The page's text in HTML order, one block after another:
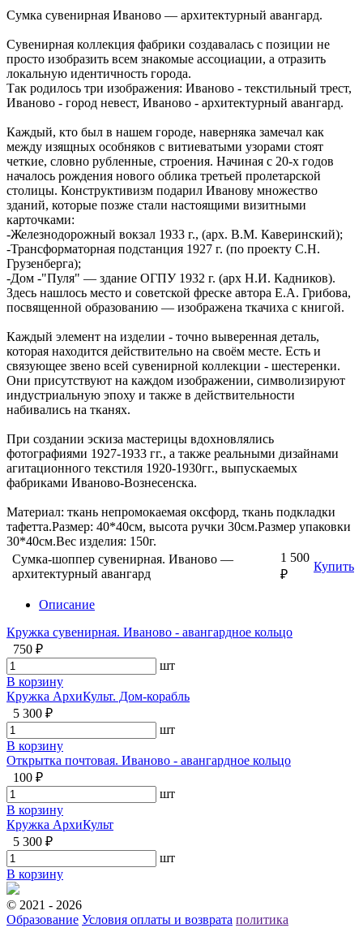
Сумка сувенирная Иваново — архитектурный авангард.
Сувенирная коллекция фабрики создавалась с позиции не
просто изобразить всем знакомые ассоциации, а отразить
локальную идентичность города.
Так родилось три изображения: Иваново - текстильный трест,
Иваново - город невест, Иваново - архитектурный авангард.
Каждый, кто был в нашем городе, наверняка замечал как
между изящных особняков с витиеватыми узорами стоят
четкие, словно рубленные, строения. Начиная с 20-х годов
началось рождения нового облика третьей пролетарской
столицы. Конструктивизм подарил Иванову множество
зданий, которые позже стали настоящими визитными
карточками:
-Железнодорожный вокзал 1933 г., (арх. В.М. Каверинский);
-Трансформаторная подстанция 1927 г. (по проекту С.Н.
Грузенберга);
-Дом -"Пуля" — здание ОГПУ 1932 г. (арх Н.И. Кадников).
Здесь нашлось место и советской фреске автора Е.А. Грибова,
посвященной образованию — изображена ткачиха с книгой.
Каждый элемент на изделии - точно выверенная деталь,
которая находится действительно на своём месте. Есть и
связующее звено всей сувенирной коллекции - шестеренки.
Они присутствуют на каждом изображении, символизируют
индустриальную эпоху и также в действительности
набивались на тканях.
При создании эскиза мастерицы вдохновлялись
фотографиями 1927-1933 гг., а также реальными дизайнами
агитационного текстиля 1920-1930гг., выпускаемых
фабриками Иваново-Вознесенска.
Материал: ткань непромокаемая оксфорд, ткань подкладки
тафетта.Размер: 40*40см, высота ручки 30см.Размер упаковки
30*40см.Вес изделия: 150г.
Сумка-шоппер сувенирная. Иваново —
архитектурный авангард
1 500
₽
Купить
Описание
Кружка сувенирная. Иваново - авангардное кольцо
750 ₽
шт
В корзину
Кружка АрхиКульт. Дом-корабль
5 300 ₽
шт
В корзину
Открытка почтовая. Иваново - авангардное кольцо
100 ₽
шт
В корзину
Кружка АрхиКульт
5 300 ₽
шт
В корзину
© 2021 - 2026
Образование Условия оплаты и возврата политика